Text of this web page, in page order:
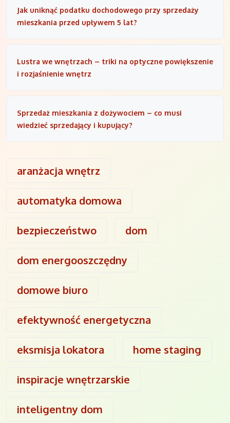
Jak uniknąć podatku dochodowego przy sprzedaży
mieszkania przed upływem 5 lat?
Lustra we wnętrzach – triki na optyczne powiększenie
i rozjaśnienie wnętrz
Sprzedaż mieszkania z dożywociem – co musi
wiedzieć sprzedający i kupujący?
aranżacja wnętrz
automatyka domowa
bezpieczeństwo dom
dom energooszczędny
domowe biuro
efektywność energetyczna
eksmisja lokatora home staging
inspiracje wnętrzarskie
inteligentny dom